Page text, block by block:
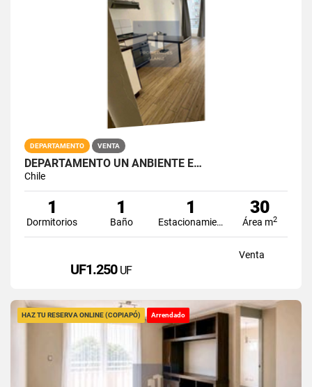
DEPARTAMENTO VENTA
DEPARTAMENTO UN ANBIENTE E…
Chile
1
Dormitorios
1
Baño
1
Estacionamiento
30
Área m2
Venta
UF1.250 UF
HAZ TU RESERVA ONLINE (COPIAPÓ) Arrendado